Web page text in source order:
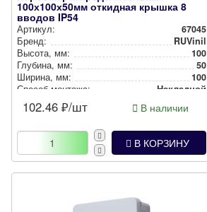
100х100х50мм откидная крышка 8
вводов IP54
Артикул:
67045
Бренд:
RUVinil
Высота, мм:
100
Глубина, мм:
50
Ширина, мм:
100
Способ монтажа:
Накладной
Степень защиты:
Цвет:
Серый
102.46 ₽/шт В наличии
В КОРЗИНУ